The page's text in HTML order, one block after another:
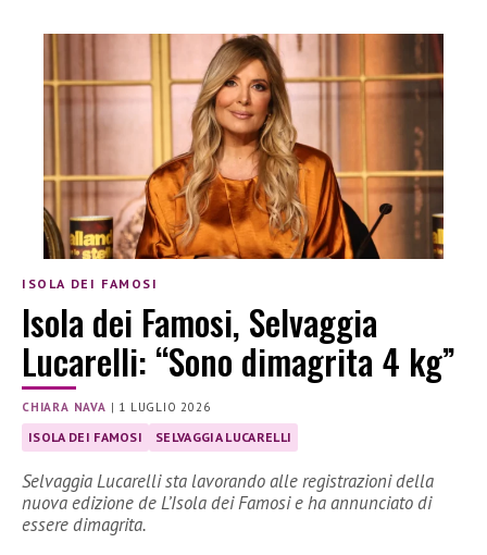
ISOLA DEI FAMOSI
Isola dei Famosi, Selvaggia
Lucarelli: “Sono dimagrita 4 kg”
CHIARA NAVA | 1 LUGLIO 2026
ISOLA DEI FAMOSI SELVAGGIA LUCARELLI
Selvaggia Lucarelli sta lavorando alle registrazioni della
nuova edizione de L’Isola dei Famosi e ha annunciato di
essere dimagrita.